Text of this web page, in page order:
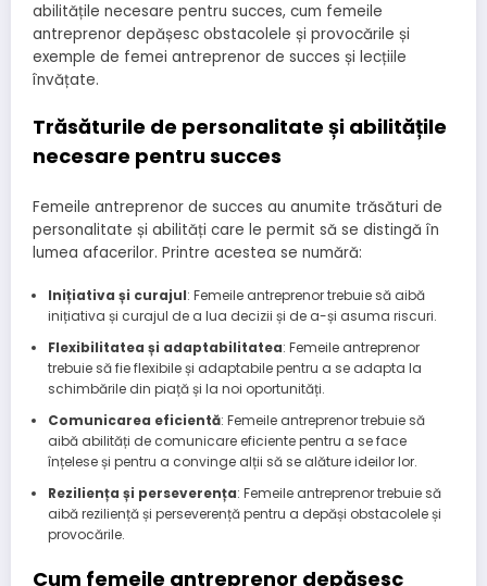
abilitățile necesare pentru succes, cum femeile
antreprenor depășesc obstacolele și provocările și
exemple de femei antreprenor de succes și lecțiile
învățate.
Trăsăturile de personalitate și abilitățile
necesare pentru succes
Femeile antreprenor de succes au anumite trăsături de
personalitate și abilități care le permit să se distingă în
lumea afacerilor. Printre acestea se numără:
Inițiativa și curajul: Femeile antreprenor trebuie să aibă
inițiativa și curajul de a lua decizii și de a-și asuma riscuri.
Flexibilitatea și adaptabilitatea: Femeile antreprenor
trebuie să fie flexibile și adaptabile pentru a se adapta la
schimbările din piață și la noi oportunități.
Comunicarea eficientă: Femeile antreprenor trebuie să
aibă abilități de comunicare eficiente pentru a se face
înțelese și pentru a convinge alții să se alăture ideilor lor.
Reziliența și perseverența: Femeile antreprenor trebuie să
aibă reziliență și perseverență pentru a depăși obstacolele și
provocările.
Cum femeile antreprenor depășesc